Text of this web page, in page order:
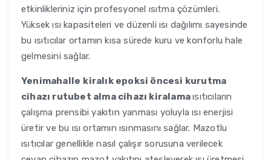
etkinlikleriniz için profesyonel ısıtma çözümleri.
Yüksek ısı kapasiteleri ve düzenli ısı dağılımı sayesinde
bu ısıtıcılar ortamın kısa sürede kuru ve konforlu hale
gelmesini sağlar.
Yenimahalle kiralık epoksi öncesi kurutma
cihazı rutubet alma cihazı kiralamaısıtıcıların
çalışma prensibi yakıtın yanması yoluyla ısı enerjisi
üretir ve bu ısı ortamın ısınmasını sağlar. Mazotlu
ısıtıcılar genellikle nasıl çalışır sorusuna verilecek